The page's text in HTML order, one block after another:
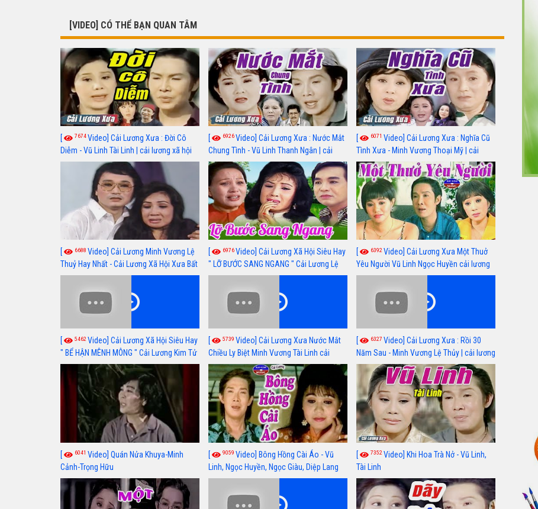
[VIDEO] CÓ THỂ BẠN QUAN TÂM
[ 7674Video] Cải Lương Xưa : Đời Cô
Diễm - Vũ Linh Tài Linh | cải lương xã hội
hay nhất
[ 6926Video] Cải Lương Xưa : Nước Mắt
Chung Tình - Vũ Linh Thanh Ngân | cải
lương xã hội hay nhất
[ 6071 Video] Cải Lương Xưa : Nghĩa Cũ
Tình Xưa - Minh Vương Thoại Mỹ | cải
lương xã hội hay nhất
[ 6688 Video] Cải Lương Minh Vương Lệ
Thuỷ Hay Nhất - Cải Lương Xã Hội Xưa Bất
Hủ
[ 6976Video] Cải Lương Xã Hội Siêu Hay
" LỠ BƯỚC SANG NGANG " Cải Lương Lệ
Thuỷ, Thanh Tuấn, Hồng Nga
[ 6392 Video] Cải Lương Xưa Một Thuở
Yêu Người Vũ Linh Ngọc Huyền cải lương
xã hội hay nhất
[ 5462 Video] Cải Lương Xã Hội Siêu Hay
" BỂ HẬN MÊNH MÔNG " Cải Lương Kim Tử
Long, Thanh Ngân Hay Nhất
[ 5739 Video] Cải Lương Xưa Nước Mắt
Chiều Ly Biệt Minh Vương Tài Linh cải
lương xã hội hay nhất
[ 6327 Video] Cải Lương Xưa : Rồi 30
Năm Sau - Minh Vương Lệ Thủy | cải lương
xã hội hay nhất
[ 6041 Video] Quán Nửa Khuya-Minh
Cảnh-Trọng Hữu
[ 9059 Video] Bông Hồng Cài Áo - Vũ
Linh, Ngọc Huyền, Ngọc Giàu, Diệp Lang
[ 7352 Video] Khi Hoa Trà Nở - Vũ Linh,
Tài Linh